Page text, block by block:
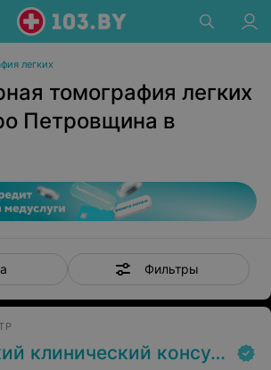
легких
томография легких
Петровщина в
Фильтры
консультативно-диагностический центр